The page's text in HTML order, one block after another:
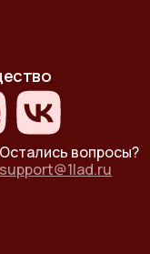
Остались вопросы?
support@1lad.ru